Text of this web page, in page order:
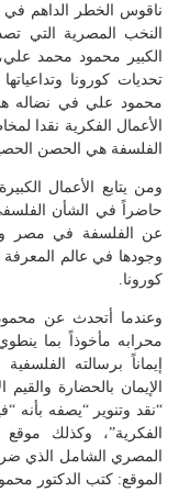
ناقوس الخطر الداهم
النخب المصرية التي
الكبير محمود محمد
تحديات كورونا
محمود علي في نضاله
الأعمال الفكرية نقدا
الفلسفة هي الحصن
ومن يتابع الأعمال
حاضراً في الشأن
عن الفلسفة في مصر
وجودها في عالم المعرفة
كورونا.
وعندما أتحدث عن
محرابه مأخوذاً بما
إيماناً برسالته
الإيمان بالحضارة
“نقد وتنوير “يصفه
الفكرية”، وكذلك موقع
المصري الشامل الذي
الموقع: كتب الدكتور